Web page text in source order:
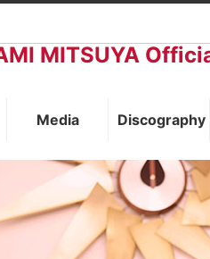
MITSUYA
Media Discography